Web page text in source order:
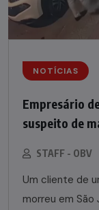
NOTÍCIAS
Empresário
suspeito de
STAFF - OBV
Um cliente de
morreu em São